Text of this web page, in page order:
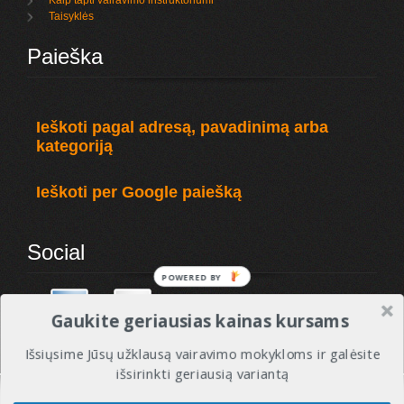
Taisyklės
Paieška
Ieškoti pagal adresą, pavadinimą arba
kategoriją
Ieškoti per Google paiešką
Social
Gaukite geriausias kainas kursams
Išsiųsime Jūsų užklausą vairavimo mokykloms ir galėsite
išsirinkti geriausią variantą
POWERED
BY